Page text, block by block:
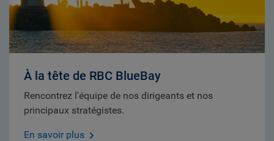
À la tête de RBC BlueBay
Rencontrez l'équipe de nos dirigeants et nos
principaux stratégistes.
En savoir plus